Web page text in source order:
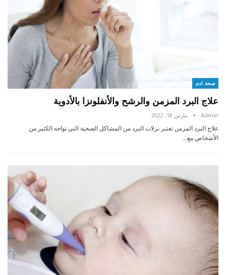
صحة ادم
علاج البرد المزمن والرشح والأنفلونزا بالأدوية
Admin مارس 18, 2022
علاج البرد المزمن تعتبر نزلات البرد من المشاكل الصحية التي تواجه الكثير من
الأشخاص مع…